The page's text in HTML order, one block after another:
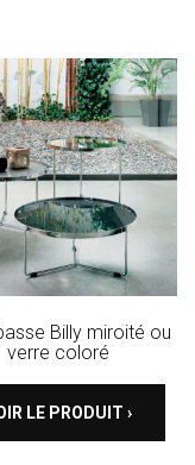
Billy miroité ou
verre coloré
LE PRODUIT ›